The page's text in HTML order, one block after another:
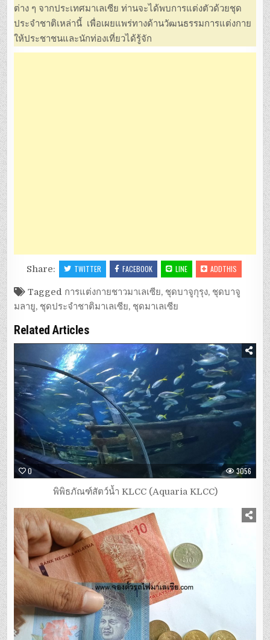
ต่าง ๆ จากประเทศมาเลเซีย ท่านจะได้พบการแต่งตัวด้วยชุด
ประจำชาติเหล่านี้ เพื่อเผยแพร่ทางด้านวัฒนธรรมการแต่งกาย
ให้ประชาชนและนักท่องเที่ยวได้รู้จัก
Share: TWITTER FACEBOOK LINE ADDTHIS
Tagged การแต่งกายชาวมาเลเซีย, ชุดบาจูกุรุง, ชุดบาจู
มลายู, ชุดประจำชาติมาเลเซีย, ชุดมาเลเซีย
Related Articles
0 3056
พิพิธภัณฑ์สัตว์น้ำ KLCC (Aquaria KLCC)